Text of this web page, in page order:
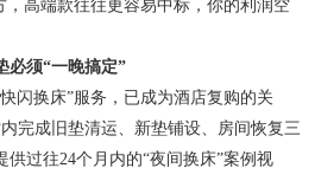
，高端款往往更容易中标，你的利润空
须“一晚搞定”
换床”服务，已成为酒店复购的关
完成旧垫清运、新垫铺设、房间恢复三
过往24个月内的“夜间换床”案例视